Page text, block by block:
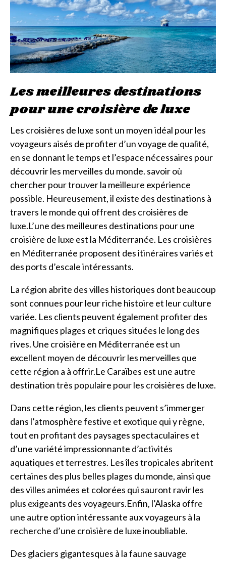
Les meilleures destinations
pour une croisière de luxe
Les croisières de luxe sont un moyen idéal pour les
voyageurs aisés de profiter d’un voyage de qualité,
en se donnant le temps et l’espace nécessaires pour
découvrir les merveilles du monde. savoir où
chercher pour trouver la meilleure expérience
possible. Heureusement, il existe des destinations à
travers le monde qui offrent des croisières de
luxe.L’une des meilleures destinations pour une
croisière de luxe est la Méditerranée. Les croisières
en Méditerranée proposent des itinéraires variés et
des ports d’escale intéressants.
La région abrite des villes historiques dont beaucoup
sont connues pour leur riche histoire et leur culture
variée. Les clients peuvent également profiter des
magnifiques plages et criques situées le long des
rives. Une croisière en Méditerranée est un
excellent moyen de découvrir les merveilles que
cette région a à offrir.Le Caraïbes est une autre
destination très populaire pour les croisières de luxe.
Dans cette région, les clients peuvent s’immerger
dans l’atmosphère festive et exotique qui y règne,
tout en profitant des paysages spectaculaires et
d’une variété impressionnante d’activités
aquatiques et terrestres. Les îles tropicales abritent
certaines des plus belles plages du monde, ainsi que
des villes animées et colorées qui sauront ravir les
plus exigeants des voyageurs.Enfin, l’Alaska offre
une autre option intéressante aux voyageurs à la
recherche d’une croisière de luxe inoubliable.
Des glaciers gigantesques à la faune sauvage